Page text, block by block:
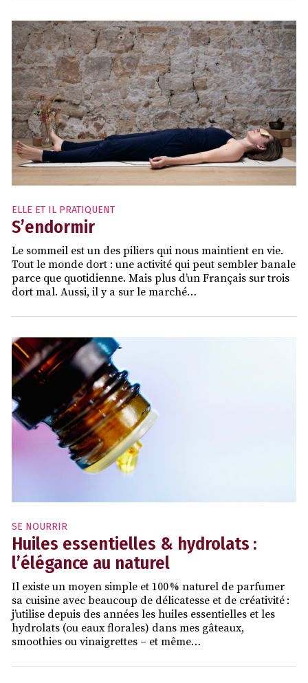
ELLE ET IL PRATIQUENT
S’endormir
Le sommeil est un des piliers qui nous maintient en vie.
Tout le monde dort : une activité qui peut sembler banale
parce que quotidienne. Mais plus d’un Français sur trois
dort mal. Aussi, il y a sur le marché…
SE NOURRIR
Huiles essentielles & hydrolats :
l’élégance au naturel
Il existe un moyen simple et 100 % naturel de parfumer
sa cuisine avec beaucoup de délicatesse et de créativité :
j’utilise depuis des années les huiles essentielles et les
hydrolats (ou eaux florales) dans mes gâteaux,
smoothies ou vinaigrettes – et même…